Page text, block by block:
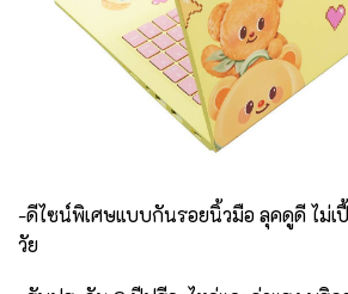
-ดีไซน์พิเศษแบบกันรอยนิ้วมือ ลุคดูดี ไม่เ
วัย